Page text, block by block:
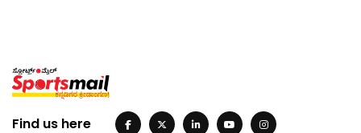
Find us here